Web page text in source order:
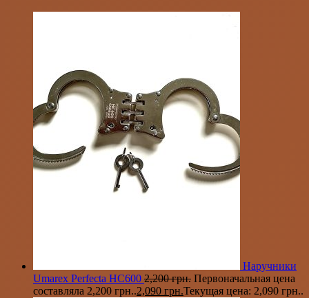
Наручники
Umarex Perfecta HC600 2,200грн. Первоначальная цена
составляла 2,200 грн..2,090 грн.Текущая цена: 2,090 грн..